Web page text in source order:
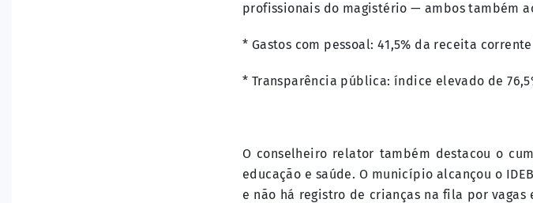
profissionais do magistério — ambos também
* Gastos com pessoal: 41,5% da receita
* Transparência pública: índice elevado de
O conselheiro relator também destacou o
educação e saúde. O município alcançou o
e não há registro de crianças na fila por